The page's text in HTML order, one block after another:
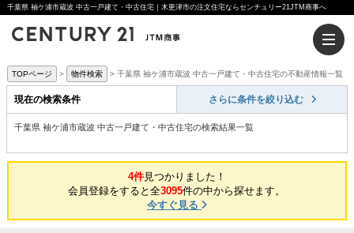
千葉県 袖ケ浦市蔵波 中古一戸建て・中古住宅｜木更津市の注文住宅ならセンチュリー21JTM商事へ
TOPページ 物件検索 千葉県 袖ケ浦市蔵波 中古一戸建て・中古住宅の不動産情報一覧
現在の検索条件 さらに条件を絞り込む
千葉県 袖ケ浦市蔵波 中古一戸建て・中古住宅の検索結果一覧
4件見つかりました！
会員登録をすると全3095件の中から探せます。
今すぐ見る